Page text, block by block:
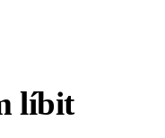
líbit